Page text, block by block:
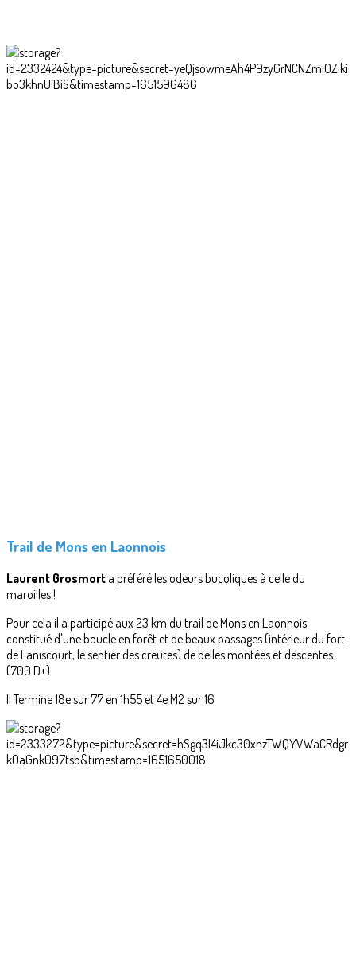
Trail de Mons en Laonnois
Laurent Grosmort a préféré les odeurs bucoliques à celle du
maroilles !
Pour cela il a participé aux 23 km du trail de Mons en Laonnois
constitué d'une boucle en forêt et de beaux passages (intérieur du fort
de Laniscourt, le sentier des creutes) de belles montées et descentes
(700 D+)
Il Termine 18e sur 77 en 1h55 et 4e M2 sur 16